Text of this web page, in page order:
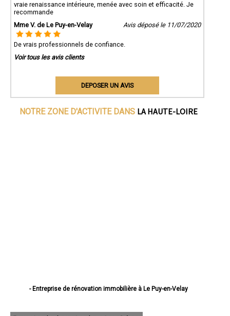
vraie renaissance intérieure, menée avec soin et efficacité. Je
recommande
Mme V. de Le Puy-en-Velay
Avis déposé le 11/07/2020
De vrais professionnels de confiance.
Voir tous les avis clients
DEPOSER UN AVIS
NOTRE ZONE D'ACTIVITE DANS LA HAUTE-LOIRE
- Entreprise de rénovation immobilière à Le Puy-en-Velay